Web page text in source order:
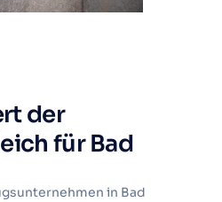
der
für Bad
in Bad